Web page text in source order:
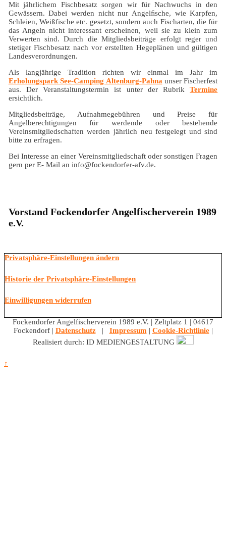
Mit jährlichem Fischbesatz sorgen wir für Nachwuchs in den
Gewässern. Dabei werden nicht nur Angelﬁsche, wie Karpfen,
Schleien, Weißfische etc. gesetzt, sondern auch Fischarten, die für
das Angeln nicht interessant erscheinen, weil sie zu klein zum
Verwerten sind. Durch die Mitgliedsbeiträge erfolgt reger und
stetiger Fischbesatz nach vor erstellten Hegeplänen und gültigen
Landesverordnungen.
Als langjährige Tradition richten wir einmal im Jahr im
Erholungspark See-Camping Altenburg-Pahnaunser Fischerfest
aus. Der Veranstaltungstermin ist unter der RubrikTermine
ersichtlich.
Mitgliedsbeiträge, Aufnahmegebühren und Preise für
Angelberechtigungen für werdende oder bestehende
Vereinsmitgliedschaften werden jährlich neu festgelegt und sind
bitte zu erfragen.
Bei Interesse an einer Vereinsmitgliedschaft oder sonstigen Fragen
gern per E- Mail an info@fockendorfer-afv.de.
Vorstand Fockendorfer Angelfischerverein 1989
e.V.
Privatsphäre-Einstellungen ändern
Historie der Privatsphäre-Einstellungen
Einwilligungen widerrufen
Fockendorfer Angelfischerverein 1989 e.V. | Zeltplatz 1 | 04617
Fockendorf | Datenschutz| Impressum | Cookie-Richtlinie|
Realisiert durch: ID MEDIENGESTALTUNG
↑